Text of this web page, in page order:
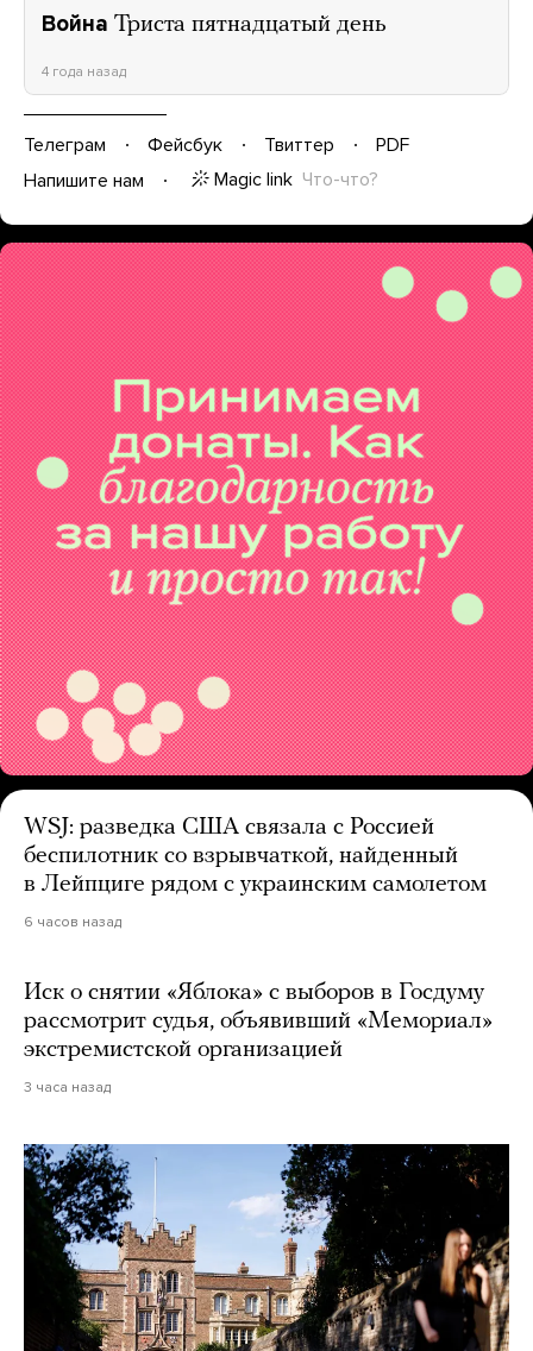
Война Триста пятнадцатый день
4 года назад
Телеграм Фейсбук Твиттер
PDF
Напишите нам
Magic link Что-что?
WSJ: разведка США связала с Россией
беспилотник со взрывчаткой, найденный
в Лейпциге рядом с украинским самолетом
6 часов назад
Иск о снятии «Яблока» с выборов в Госдуму
рассмотрит судья, объявивший «Мемориал»
экстремистской организацией
3 часа назад